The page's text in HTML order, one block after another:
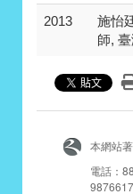
2013
施怡
師,
本網站
電話：
9876617